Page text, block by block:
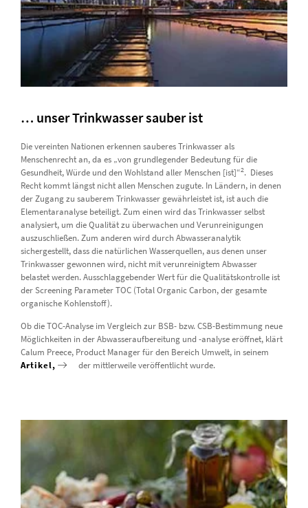
… unser Trinkwasser sauber ist
Die vereinten Nationen erkennen sauberes Trinkwasser als
Menschenrecht an, da es „von grundlegender Bedeutung für die
Gesundheit, Würde und den Wohlstand aller Menschen [ist]“2. Dieses
Recht kommt längst nicht allen Menschen zugute. In Ländern, in denen
der Zugang zu sauberem Trinkwasser gewährleistet ist, ist auch die
Elementaranalyse beteiligt. Zum einen wird das Trinkwasser selbst
analysiert, um die Qualität zu überwachen und Verunreinigungen
auszuschließen. Zum anderen wird durch Abwasseranalytik
sichergestellt, dass die natürlichen Wasserquellen, aus denen unser
Trinkwasser gewonnen wird, nicht mit verunreinigtem Abwasser
belastet werden. Ausschlaggebender Wert für die Qualitätskontrolle ist
der Screening Parameter TOC (Total Organic Carbon, der gesamte
organische Kohlenstoff).
Ob die TOC-Analyse im Vergleich zur BSB- bzw. CSB-Bestimmung neue
Möglichkeiten in der Abwasseraufbereitung und -analyse eröffnet, klärt
Calum Preece, Product Manager für den Bereich Umwelt, in seinem
Artikel,
der mittlerweile veröffentlicht wurde.